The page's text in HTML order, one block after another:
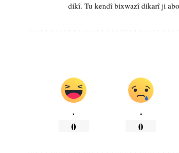
dikî. Tu kendî bixwazî dikarî ji
.
0
.
0